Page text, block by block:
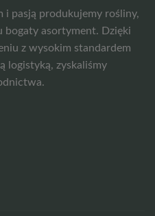
i pasją produkujemy rośliny,
bogaty asortyment. Dzięki
z wysokim standardem
logistyką, zyskaliśmy